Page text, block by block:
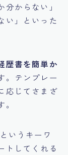
からない」
い」といった
歴書を簡単か
。テンプレー
応じてさまざ
いうキーワ
トしてくれる